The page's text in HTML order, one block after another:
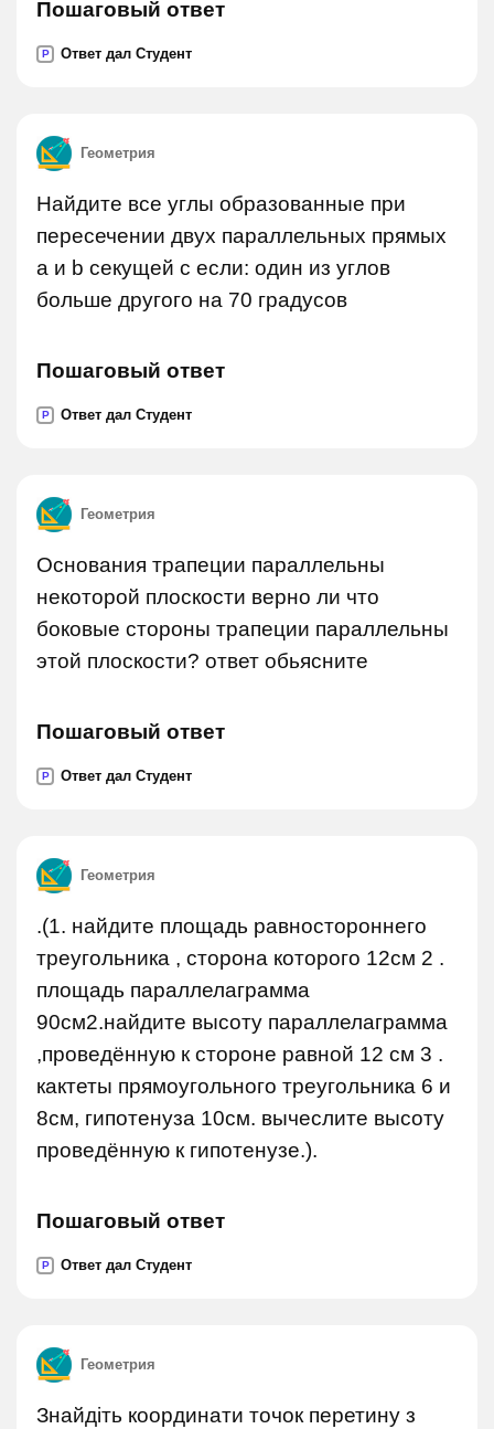
Пошаговый ответ
P Ответ дал Студент
Геометрия
Найдите все углы образованные при
пересечении двух параллельных прямых
a и b секущей c если: один из углов
больше другого на 70 градусов
Пошаговый ответ
P Ответ дал Студент
Геометрия
Основания трапеции параллельны
некоторой плоскости верно ли что
боковые стороны трапеции параллельны
этой плоскости? ответ обьясните
Пошаговый ответ
P Ответ дал Студент
Геометрия
.(1. найдите площадь равностороннего
треугольника , сторона которого 12см 2 .
площадь параллелаграмма
90см2.найдите высоту параллелаграмма
,проведённую к стороне равной 12 см 3 .
кактеты прямоугольного треугольника 6 и
8см, гипотенуза 10см. вычеслите высоту
проведённую к гипотенузе.).
Пошаговый ответ
P Ответ дал Студент
Геометрия
Знайдіть координати точок перетину з